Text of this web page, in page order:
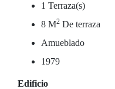
1 Terraza(s)
8 M2 De terraza
Amueblado
1979
Edificio